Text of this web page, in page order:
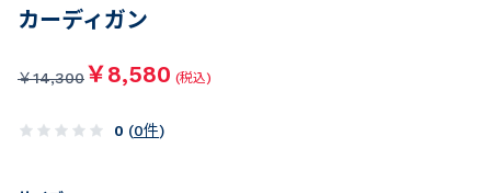
カーディガン
￥14,300￥8,580 (税込)
0 (0件)